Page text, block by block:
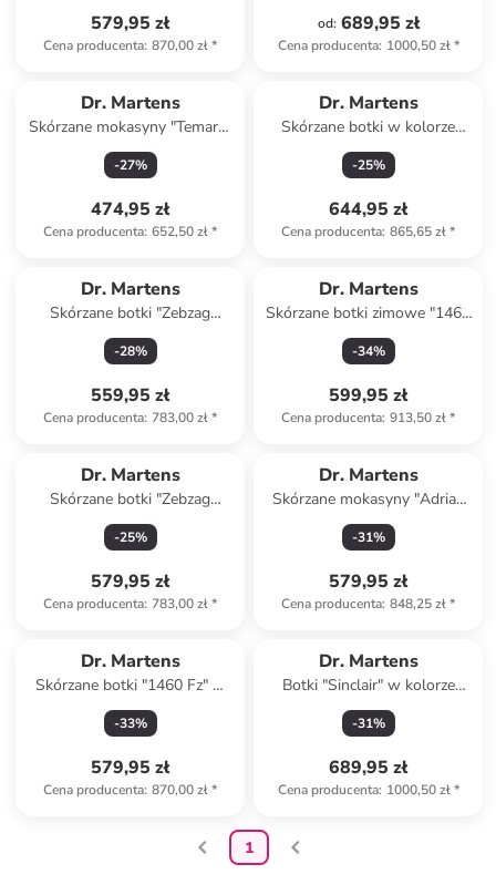
579,95 zł
Cena producenta: 870,00 zł*
od: 689,95 zł
Cena producenta: 1000,50 zł*
Dr. Martens
Skórzane mokasyny "Temara"
w kolorze beżowym
-27%
474,95 zł
Cena producenta: 652,50 zł*
Dr. Martens
Skórzane botki w kolorze
turkusowym
-25%
644,95 zł
Cena producenta: 865,65 zł*
Dr. Martens
Skórzane botki "Zebzag
Rigger" w kolorze brązowym
-28%
559,95 zł
Cena producenta: 783,00 zł*
Dr. Martens
Skórzane botki zimowe "1460
Serena" w kolorze czarno-
brązowym
-34%
599,95 zł
Cena producenta: 913,50 zł*
Dr. Martens
Skórzane botki "Zebzag
Rigger" w kolorze czarnym
-25%
579,95 zł
Cena producenta: 783,00 zł*
Dr. Martens
Skórzane mokasyny "Adrian
Ben" w kolorze czarnym
-31%
579,95 zł
Cena producenta: 848,25 zł*
Dr. Martens
Skórzane botki "1460 Fz" w
kolorze czarnym
-33%
579,95 zł
Cena producenta: 870,00 zł*
Dr. Martens
Botki "Sinclair" w kolorze
brązowym
-31%
689,95 zł
Cena producenta: 1000,50 zł*
1